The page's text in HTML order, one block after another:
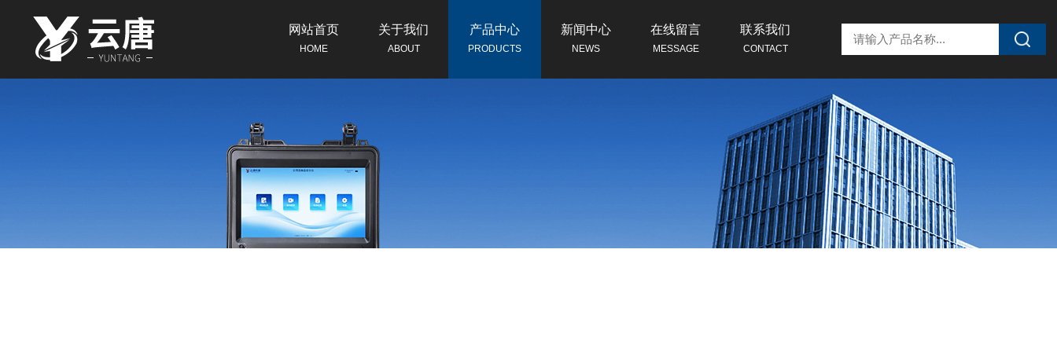
网站首页
HOME
关于我们
ABOUT
产品中心
PRODUCTS
新闻中心
NEWS
在线留言
MESSAGE
联系我们
CONTACT